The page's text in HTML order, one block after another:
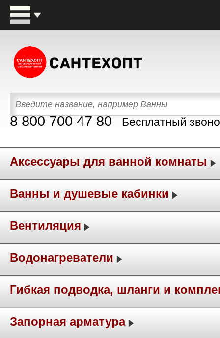
8 800 700 47 80 Бесплатный
Аксессуары для ванной комнаты
Ванны и душевые кабинки
Вентиляция
Водонагреватели
Гибкая подводка, шланги и
Запорная арматура